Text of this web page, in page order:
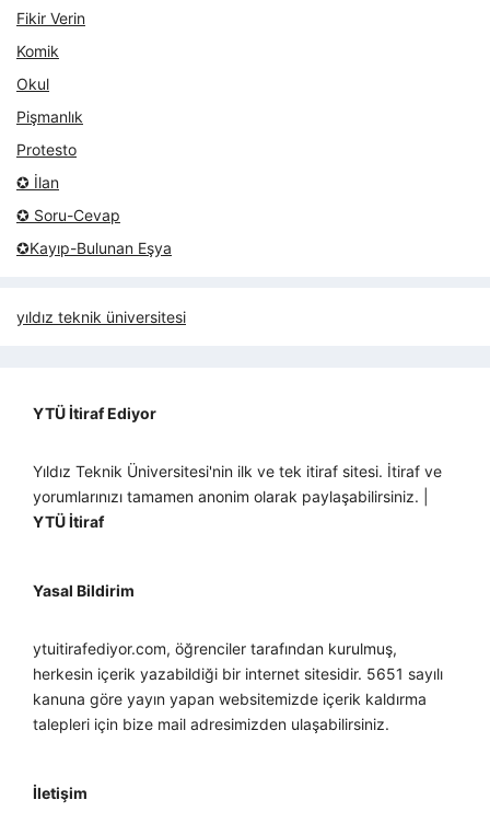
Fikir Verin
Komik
Okul
Pişmanlık
Protesto
✪ İlan
✪ Soru-Cevap
✪Kayıp-Bulunan Eşya
yıldız teknik üniversitesi
YTÜ İtiraf Ediyor
Yıldız Teknik Üniversitesi'nin ilk ve tek itiraf sitesi. İtiraf ve
yorumlarınızı tamamen anonim olarak paylaşabilirsiniz. |
YTÜ İtiraf
Yasal Bildirim
ytuitirafediyor.com, öğrenciler tarafından kurulmuş,
herkesin içerik yazabildiği bir internet sitesidir. 5651 sayılı
kanuna göre yayın yapan websitemizde içerik kaldırma
talepleri için bize mail adresimizden ulaşabilirsiniz.
İletişim